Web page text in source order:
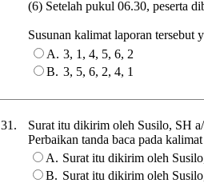
(6) Setelah pukul 06.30, peserta
Susunan kalimat laporan tersebut
A. 3, 1, 4, 5, 6, 2
B. 3, 5, 6, 2, 4, 1
31.
Surat itu dikirim oleh Susilo, SH
Perbaikan tanda baca pada
A. Surat itu dikirim oleh
B. Surat itu dikirim oleh